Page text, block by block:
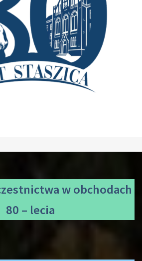
w obchodach
80 – lecia